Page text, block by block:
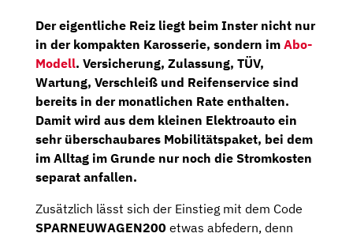
Der eigentliche Reiz liegt beim Inster nicht nur
in der kompakten Karosserie, sondern im Abo-
Modell. Versicherung, Zulassung, TÜV,
Wartung, Verschleiß und Reifenservice sind
bereits in der monatlichen Rate enthalten.
Damit wird aus dem kleinen Elektroauto ein
sehr überschaubares Mobilitätspaket, bei dem
im Alltag im Grunde nur noch die Stromkosten
separat anfallen.
Zusätzlich lässt sich der Einstieg mit dem Code
SPARNEUWAGEN200 etwas abfedern, denn